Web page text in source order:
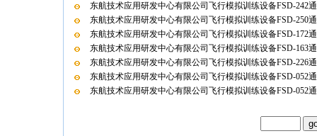
东航技术应用研发中心有限公司飞行模拟训练设备FSD-242
东航技术应用研发中心有限公司飞行模拟训练设备FSD-250
东航技术应用研发中心有限公司飞行模拟训练设备FSD-172
东航技术应用研发中心有限公司飞行模拟训练设备FSD-163
东航技术应用研发中心有限公司飞行模拟训练设备FSD-226
东航技术应用研发中心有限公司飞行模拟训练设备FSD-052
东航技术应用研发中心有限公司飞行模拟训练设备FSD-052